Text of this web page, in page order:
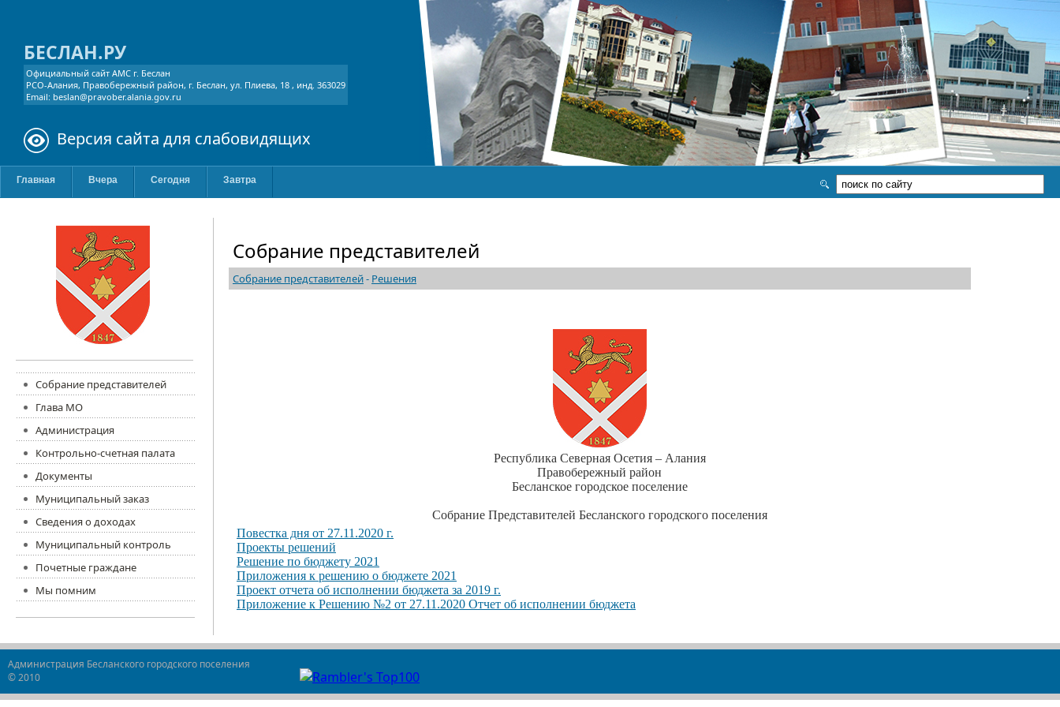
БЕСЛАН.РУ
Официальный сайт АМС г. Беслан
РСО-Алания, Правобережный район, г. Беслан, ул. Плиева, 18 , инд. 363029
Email: beslan@pravober.alania.gov.ru
Версия сайта для слабовидящих
Главная Вчера Сегодня Завтра
Собрание представителей
Глава МО
Администрация
Контрольно-счетная палата
Документы
Муниципальный заказ
Сведения о доходах
Муниципальный контроль
Почетные граждане
Мы помним
Собрание представителей
Собрание представителей- Решения
Республика Северная Осетия – Алания
Правобережный район
Бесланское городское поселение
Собрание Представителей Бесланского городского поселения
Повестка дня от 27.11.2020 г.
Проекты решений
Решение по бюджету 2021
Приложения к решению о бюджете 2021
Проект отчета об исполнении бюджета за 2019 г.
Приложение к Решению №2 от 27.11.2020 Отчет об исполнении бюджета
Администрация Бесланского городского поселения
© 2010